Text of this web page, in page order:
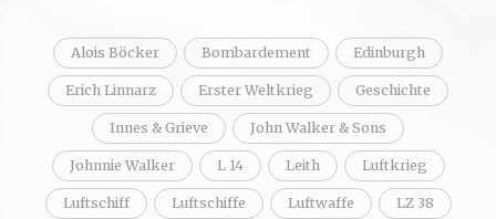
Alois Böcker Bombardement Edinburgh
Erich Linnarz Erster Weltkrieg Geschichte
Innes & Grieve John Walker & Sons
Johnnie Walker L 14 Leith Luftkrieg
Luftschiff Luftschiffe Luftwaffe LZ 38